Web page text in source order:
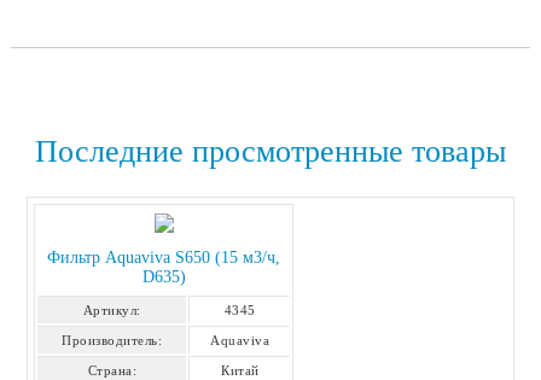
Последние просмотренные товары
Фильтр Aquaviva S650 (15 м3/ч,
D635)
Артикул: 4345
Производитель: Aquaviva
Страна: Китай